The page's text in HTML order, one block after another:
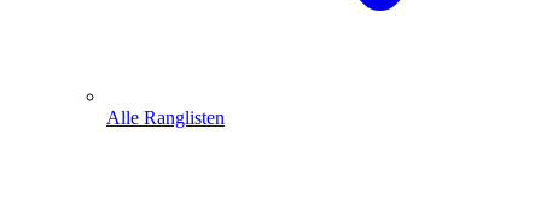
Alle Ranglisten